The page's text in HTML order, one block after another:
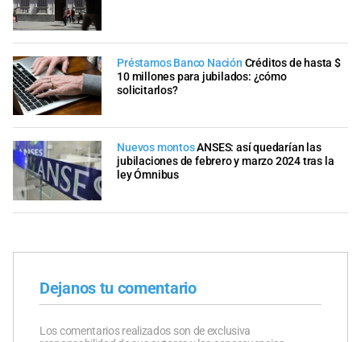
Préstamos Banco Nación Créditos de hasta $
10 millones para jubilados: ¿cómo
solicitarlos?
Nuevos montosANSES: así quedarían las
jubilaciones de febrero y marzo 2024 tras la
ley Ómnibus
Dejanos tu comentario
Los comentarios realizados son de exclusiva